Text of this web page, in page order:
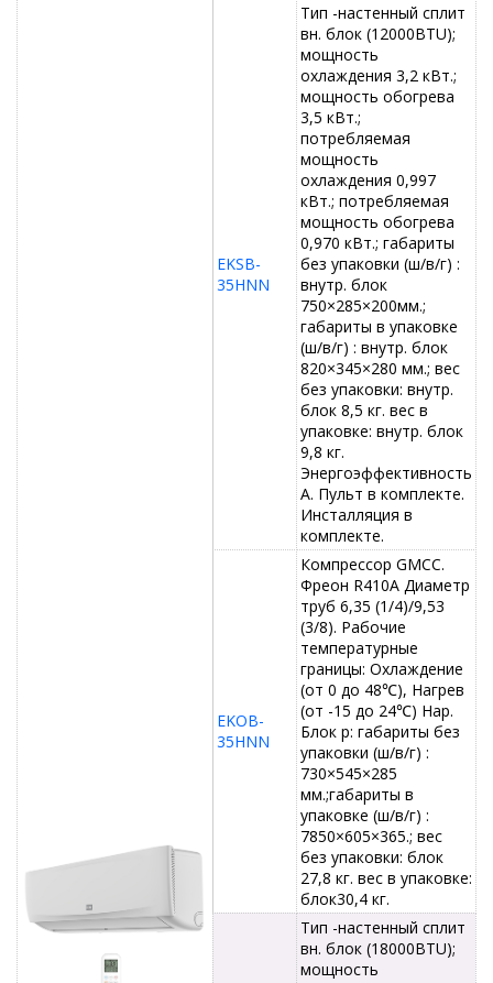
EKSB-
35HNN
Тип -настенный сплит
вн. блок (12000BTU);
мощность
охлаждения 3,2 кВт.;
мощность обогрева
3,5 кВт.;
потребляемая
мощность
охлаждения 0,997
кВт.; потребляемая
мощность обогрева
0,970 кВт.; габариты
без упаковки (ш/в/г) :
внутр. блок
750×285×200мм.;
габариты в упаковке
(ш/в/г) : внутр. блок
820×345×280 мм.; вес
без упаковки: внутр.
блок 8,5 кг. вес в
упаковке: внутр. блок
9,8 кг.
Энергоэффективность
А. Пульт в комплекте.
Инсталляция в
комплекте.
EKOB-
35HNN
Компрессор GMCC.
Фреон R410A Диаметр
труб 6,35 (1/4)/9,53
(3/8). Рабочие
температурные
границы: Охлаждение
(от 0 до 48℃), Нагрев
(от -15 до 24℃) Нар.
Блок р: габариты без
упаковки (ш/в/г) :
730×545×285
мм.;габариты в
упаковке (ш/в/г) :
7850×605×365.; вес
без упаковки: блок
27,8 кг. вес в упаковке:
блок30,4 кг.
Тип -настенный сплит
вн. блок (18000BTU);
мощность